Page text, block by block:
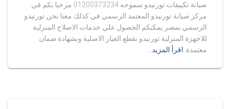
صيانة تكييفات تورنيدو سموحه 01200373234 مرحبا بكم في
مركز صيانة تورنيدو المعتمد الرسمي في كذلك معنا نحن تورنيدو
الرسمي بمصر يمكنكم الحصول علي خدمات الاصلاح المنزلية
للاجهزة المنزلية تورنيدو بقطع الغيار الاصلية وبشهادة ضمان
معتمدة اقرأ المزيد…